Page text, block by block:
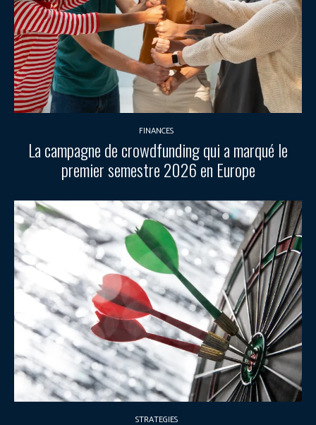
FINANCES
La campagne de crowdfunding qui a marqué le
premier semestre 2026 en Europe
STRATEGIES